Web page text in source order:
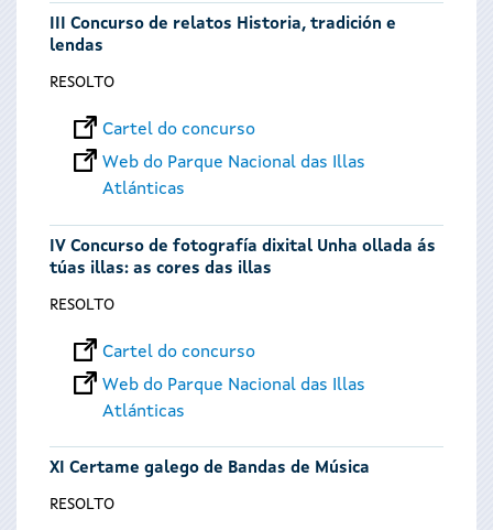
III Concurso de relatos Historia, tradición e
lendas
RESOLTO
Cartel do concurso
Web do Parque Nacional das Illas
Atlánticas
IV Concurso de fotografía dixital Unha ollada ás
túas illas: as cores das illas
RESOLTO
Cartel do concurso
Web do Parque Nacional das Illas
Atlánticas
XI Certame galego de Bandas de Música
RESOLTO